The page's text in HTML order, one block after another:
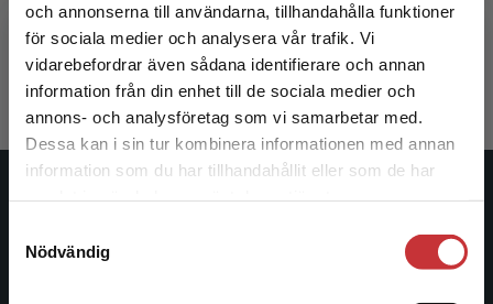
och annonserna till användarna, tillhandahålla funktioner
för sociala medier och analysera vår trafik. Vi
vidarebefordrar även sådana identifierare och annan
information från din enhet till de sociala medier och
annons- och analysföretag som vi samarbetar med.
Dessa kan i sin tur kombinera informationen med annan
information som du har tillhandahållit eller som de har
Nödvändig
Begränsad fraktregion
Det verkar som att du besöker
studentlitteratur.se via en enhet utanför Sverige.
Vi erbjuder inte leveranser utanför Sverige. För
att kunna slutföra ett köp måste
Swärd, Ann-Katirn m.fl. (red.)
295 krinkl. moms
Exkl. moms: 278 kr
Swärd, A-
Exkl.
Studentlitteratur
Studentlitteratur grundades 1963 och är idag Sveriges